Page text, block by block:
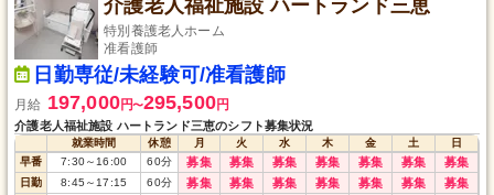
介護老人福祉施設 ハートランド三恵
特別養護老人ホーム
准看護師
日勤専従/未経験可/准看護師
月給 197,000円〜295,500円
介護老人福祉施設 ハートランド三恵のシフト募集状況
就業時間 休憩 月 火 水 木 金 土
日
早番
7:30～16:00 60分 募集 募集 募集 募集 募集 募集 募集
日勤 8:45 ～17:15 60分 募集 募集 募集 募集 募集 募集 募集